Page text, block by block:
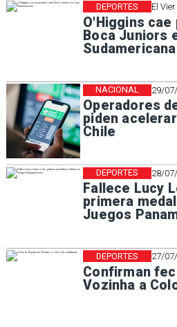
El
O'Higgins
Boca Juniors
Sudamericana
DEPORTES
29/
Operadores
piden
Chile
NACIONAL
28/
Fallece Lucy
primera
Juegos
DEPORTES
27/
Confirman
Vozinha a
DEPORTES